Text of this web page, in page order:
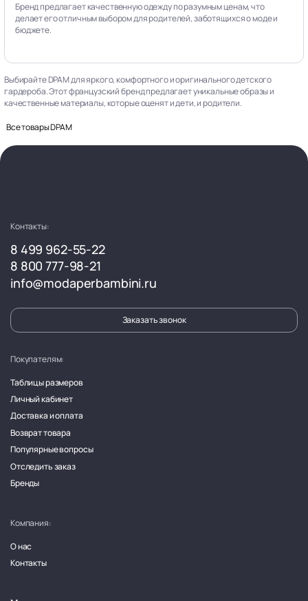
Бренд предлагает качественную одежду по разумным ценам, что
делает его отличным выбором для родителей, заботящихся о моде и
бюджете.
Выбирайте DPAM для яркого, комфортного и оригинального детского
гардероба. Этот французский бренд предлагает уникальные образы и
качественные материалы, которые оценят и дети, и родители.
Все товары DPAM
Контакты:
8 499 962-55-22
8 800 777-98-21
info@modaperbambini.ru
Заказать звонок
Покупателям:
Таблицы размеров
Личный кабинет
Доставка и оплата
Возврат товара
Популярные вопросы
Отследить заказ
Бренды
Компания:
О нас
Контакты